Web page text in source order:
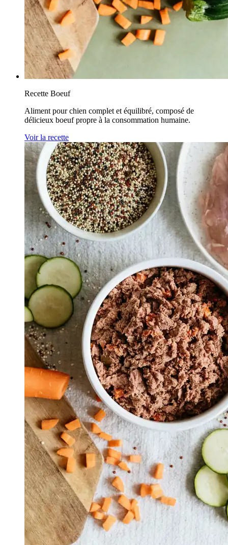
Recette Boeuf
Aliment pour chien complet et équilibré, composé de
délicieux boeuf propre à la consommation humaine.
Voir la recette